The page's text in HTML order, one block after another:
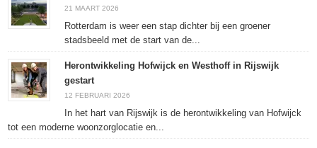
21 MAART 2026
Rotterdam is weer een stap dichter bij een groener
stadsbeeld met de start van de...
Herontwikkeling Hofwijck en Westhoff in Rijswijk
gestart
12 FEBRUARI 2026
In het hart van Rijswijk is de herontwikkeling van Hofwijck
tot een moderne woonzorglocatie en...